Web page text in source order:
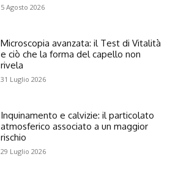
5 Agosto 2026
Microscopia avanzata: il Test di Vitalità
e ciò che la forma del capello non
rivela
31 Luglio 2026
Inquinamento e calvizie: il particolato
atmosferico associato a un maggior
rischio
29 Luglio 2026